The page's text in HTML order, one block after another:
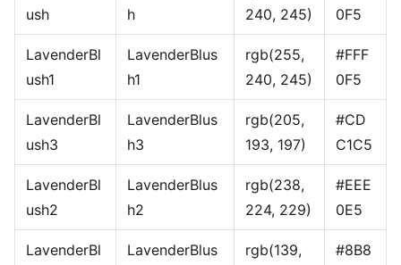
ush
h
240, 245)
0F5
LavenderBl
ush1
LavenderBlus
h1
rgb(255,
240, 245)
#FFF
0F5
LavenderBl
ush3
LavenderBlus
h3
rgb(205,
193, 197)
#CD
C1C5
LavenderBl
ush2
LavenderBlus
h2
rgb(238,
224, 229)
#EEE
0E5
LavenderBl
LavenderBlus
rgb(139,
#8B8